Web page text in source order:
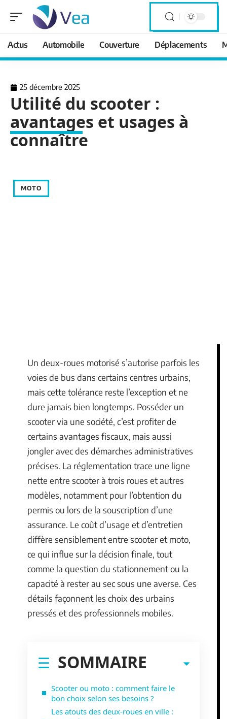
Actus Automobile Couverture Déplacements
25 décembre 2025
Utilité du scooter :
avantages et usages à
connaître
MOTO
Un deux-roues motorisé s’autorise parfois les
voies de bus dans certains centres urbains,
mais cette tolérance reste l’exception et ne
dure jamais bien longtemps. Posséder un
scooter via une société, c’est profiter de
certains avantages fiscaux, mais aussi
jongler avec des démarches administratives
précises. La réglementation trace une ligne
nette entre scooter à trois roues et autres
modèles, notamment pour l’obtention du
permis ou lors de la souscription d’une
assurance. Le coût d’usage et d’entretien
diffère sensiblement entre scooter et moto,
ce qui influe sur la décision finale, tout
comme la question du stationnement ou la
capacité à rester au sec sous une averse. Ces
détails façonnent les choix des urbains
pressés et des professionnels mobiles.
SOMMAIRE
Scooter ou moto : comment faire le
bon choix selon ses besoins ?
Les atouts des deux-roues en ville :